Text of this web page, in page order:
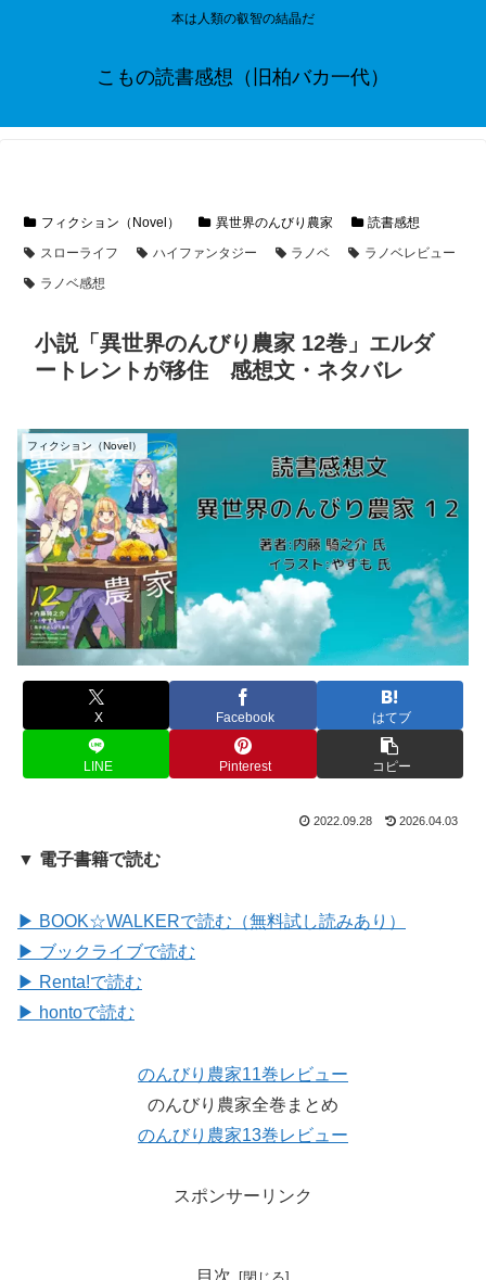
本は人類の叡智の結晶だ
こもの読書感想（旧柏バカ一代）
フィクション（Novel） 異世界のんびり農家
読書感想
スローライフ
ハイファンタジー ラノベ
ラノベレビュー
ラノベ感想
小説「異世界のんびり農家 12巻」エルダ
ートレントが移住 感想文・ネタバレ
フィクション（Novel）
X Facebook はてブ
LINE Pinterest コピー
2022.09.28 2026.04.03
▼ 電子書籍で読む
▶ BOOK☆WALKERで読む（無料試し読みあり）
▶ ブックライブで読む
▶ Renta!で読む
▶ hontoで読む
のんびり農家11巻レビュー
のんびり農家全巻まとめ
のんびり農家13巻レビュー
スポンサーリンク